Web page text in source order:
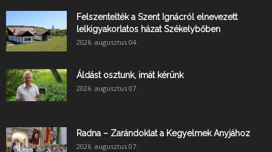
Felszentelték a Szent Ignácról elnevezett
lelkigyakorlatos házat Székelybőben
2026. augusztus 04.
Áldást osztunk, imát kérünk
2026. augusztus 07.
Radna – Zarándoklat a Kegyelmek Anyjához
2026. augusztus 07.